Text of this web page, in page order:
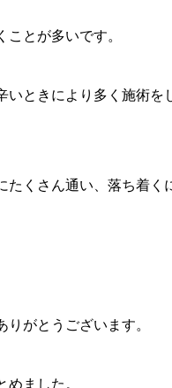
とが多いです。
いときにより多く施術
たくさん通い、落ち着
りがとうございます。
めました。